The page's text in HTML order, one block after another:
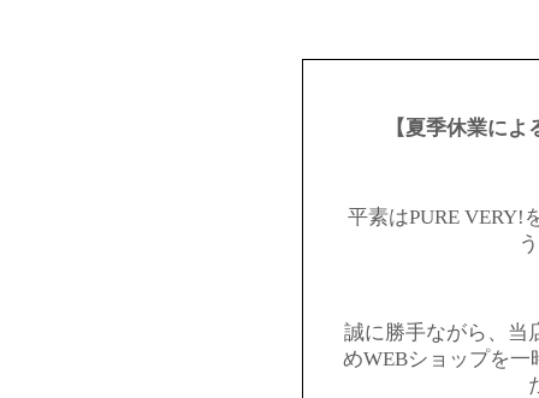
【夏季休業に
平素はPURE VERY!
誠に勝手ながら、当
めWEBショップを